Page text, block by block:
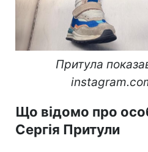
Притула
Що відомо про
Сергія Притули